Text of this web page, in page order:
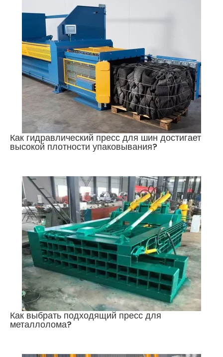
Как гидравлический пресс для шин достигает
высокой плотности упаковывания?
Как выбрать подходящий пресс для
металлолома?